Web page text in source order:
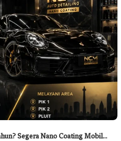
Segera Nano Coating Mobil…